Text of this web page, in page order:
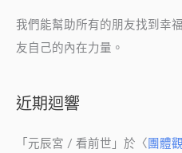
我們能幫助所有的朋友找到幸
友自己的內在力量。
近期迴響
「 元辰宮 / 看前世 」於〈 團體